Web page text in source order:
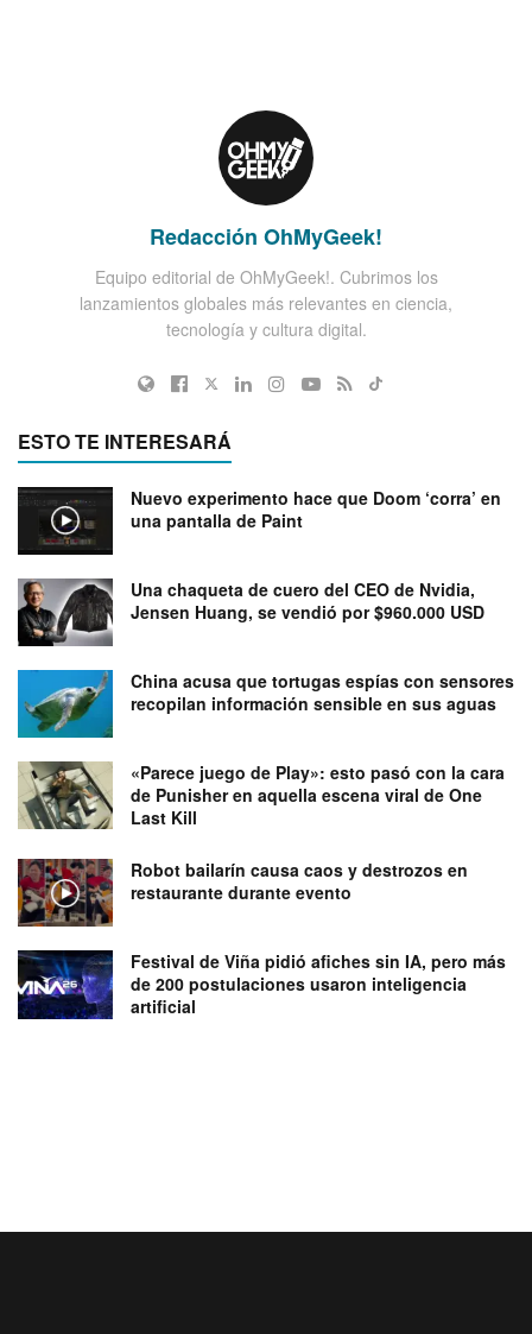
Redacción OhMyGeek!
Equipo editorial de OhMyGeek!. Cubrimos los
lanzamientos globales más relevantes en ciencia,
tecnología y cultura digital.
ESTO TE INTERESARÁ
Nuevo experimento hace que Doom ‘corra’ en
una pantalla de Paint
Una chaqueta de cuero del CEO de Nvidia,
Jensen Huang, se vendió por $960.000 USD
China acusa que tortugas espías con sensores
recopilan información sensible en sus aguas
«Parece juego de Play»: esto pasó con la cara
de Punisher en aquella escena viral de One
Last Kill
Robot bailarín causa caos y destrozos en
restaurante durante evento
Festival de Viña pidió afiches sin IA, pero más
de 200 postulaciones usaron inteligencia
artificial